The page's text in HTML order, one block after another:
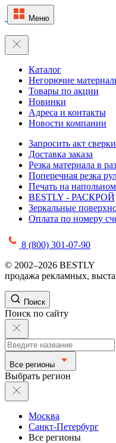
Меню
Каталог
Негорючие
Товары по акции
Новинки
Адреса и контакты
Новости компании
Запросить акт сверки
Доставка заказа
Резка материала в
Поперечная резка
Печать на
BESTLY - РАСКРОЙ
Зеркальные
Оплата по номеру
8 (800) 301-07-90
© 2002–2026 BESTLY
продажа рекламных,
Поиск
Поиск по сайту
Все регионы
Выбрать регион
Москва
Санкт-Петербург
Все регионы